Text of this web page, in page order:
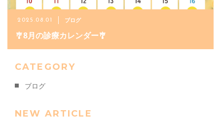
2025.08.01 ブログ
🎐8月の診療カレンダー🎐
CATEGORY
ブログ
NEW ARTICLE